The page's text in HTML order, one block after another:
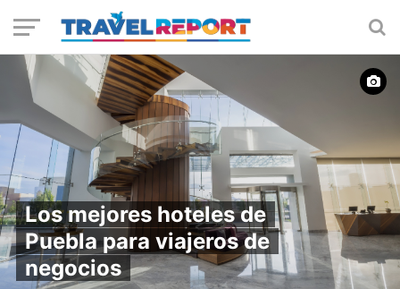
Los mejores hoteles de
Puebla para viajeros de
negocios